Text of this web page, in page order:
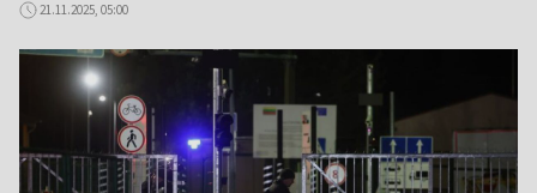
21.11.2025, 05:00